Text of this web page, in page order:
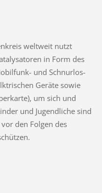
weltweit nutzt
in Form des
und Schnurlos-
Geräte sowie
um sich und
und Jugendliche sind
den Folgen des